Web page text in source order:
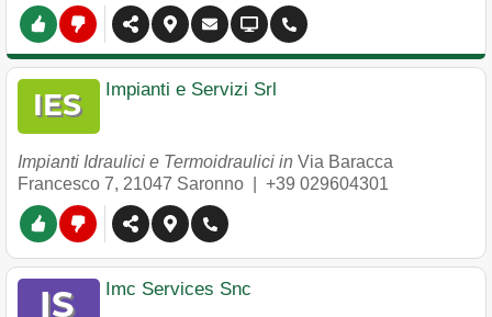
Impianti e Servizi Srl
Impianti Idraulici e Termoidraulici in Via Baracca
Francesco 7, 21047 Saronno +39 029604301
Imc Services Snc